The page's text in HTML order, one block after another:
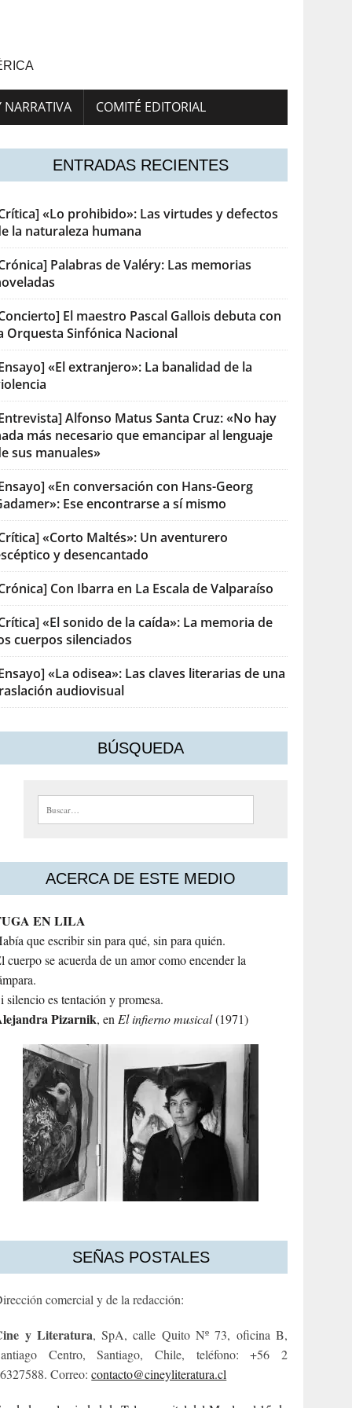
NARRATIVA COMITÉ EDITORIAL
ENTRADAS RECIENTES
«Lo prohibido»: Las virtudes y defectos
la naturaleza humana
Palabras de Valéry: Las memorias
El maestro Pascal Gallois debuta con
Orquesta Sinfónica Nacional
«El extranjero»: La banalidad de la
Alfonso Matus Santa Cruz: «No hay
más necesario que emancipar al lenguaje
sus manuales»
«En conversación con Hans-Georg
Ese encontrarse a sí mismo
«Corto Maltés»: Un aventurero
y desencantado
Con Ibarra en La Escala de Valparaíso
«El sonido de la caída»: La memoria de
cuerpos silenciados
«La odisea»: Las claves literarias de una
audiovisual
BÚSQUEDA
Buscar:
ACERCA DE ESTE MEDIO
EN LILA
que escribir sin para qué, sin para quién.
cuerpo se acuerda de un amor como encender la
silencio es tentación y promesa.
Pizarnik, enEl infierno musical(1971)
SEÑAS POSTALES
comercial y de la redacción:
y Literatura, SpA, calle Quito Nº 73, oficina B,
Centro, Santiago, Chile, teléfono: +56 2
Correo:contacto@cineyliteratura.cl